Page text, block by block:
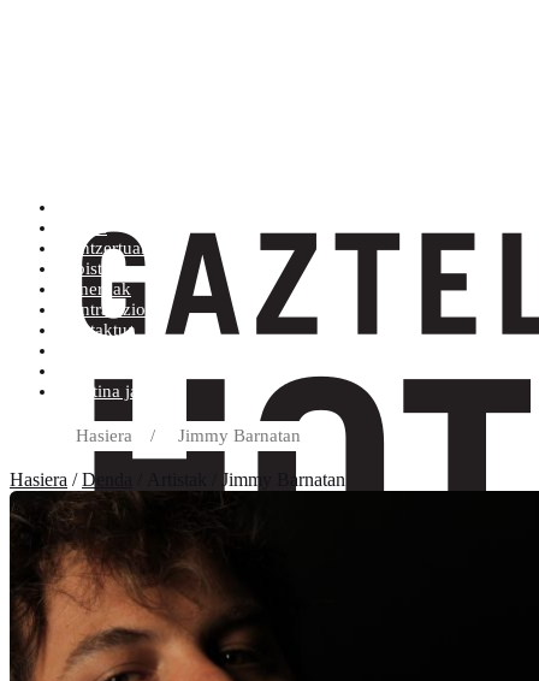
Kontzertuak
Albisteak
Generoak
Kontratazioa
Kontaktua
Boletina jaso
Hasiera / Jimmy Barnatan
Hasiera /Denda / Artistak / Jimmy Barnatan